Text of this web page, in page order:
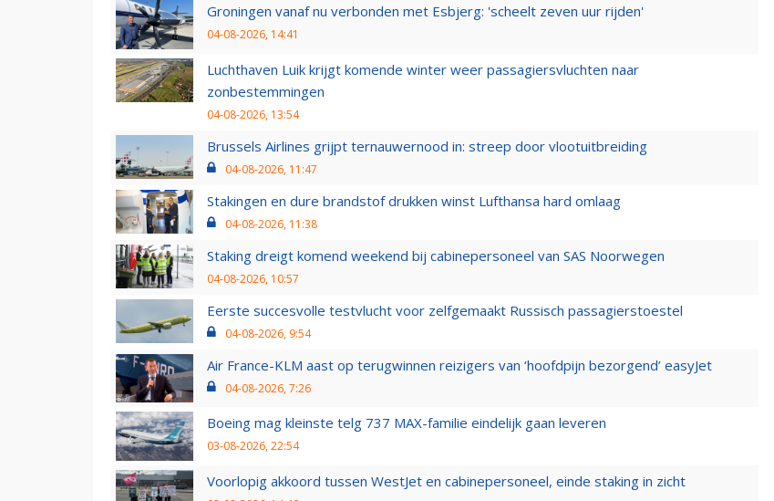
Groningen vanaf nu verbonden met Esbjerg: 'scheelt zeven uur rijden'
04-08-2026, 14:41
Luchthaven Luik krijgt komende winter weer passagiersvluchten naar
zonbestemmingen
04-08-2026, 13:54
Brussels Airlines grijpt ternauwernood in: streep door vlootuitbreiding
04-08-2026, 11:47
Stakingen en dure brandstof drukken winst Lufthansa hard omlaag
04-08-2026, 11:38
Staking dreigt komend weekend bij cabinepersoneel van SAS Noorwegen
04-08-2026, 10:57
Eerste succesvolle testvlucht voor zelfgemaakt Russisch passagierstoestel
04-08-2026, 9:54
Air France-KLM aast op terugwinnen reizigers van ‘hoofdpijn bezorgend’ easyJet
04-08-2026, 7:26
Boeing mag kleinste telg 737 MAX-familie eindelijk gaan leveren
03-08-2026, 22:54
Voorlopig akkoord tussen WestJet en cabinepersoneel, einde staking in zicht